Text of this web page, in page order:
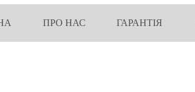
ПРО НАС ГАРАНТІЯ